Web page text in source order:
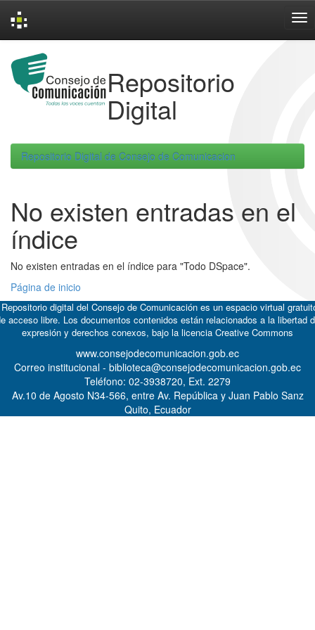
navigation
Repositorio
Digital
Repositorio Digital de Consejo de Comunicacion
No existen entradas en el
índice
No existen entradas en el índice para "Todo DSpace".
Página de inicio
digital del Consejo de Comunicación es un espacio virtual
acceso libre. Los documentos contenidos están relacionados a la libertad
expresión y derechos conexos, bajo la licencia Creative Commons
www.consejodecomunicacion.gob.ec
Correo institucional - biblioteca@consejodecomunicacion.gob.ec
Teléfono: 02-3938720, Ext. 2279
Av.10 de Agosto N34-566, entre Av. República y Juan Pablo Sanz
Quito, Ecuador